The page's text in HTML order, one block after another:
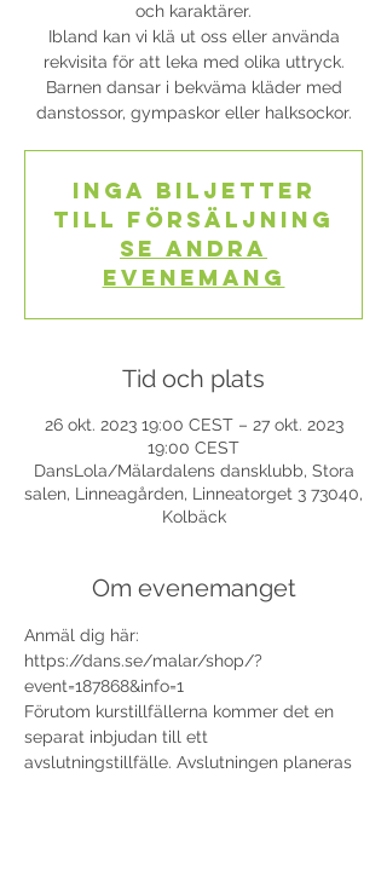
och karaktärer.
Ibland kan vi klä ut oss eller använda
rekvisita för att leka med olika uttryck.
Barnen dansar i bekväma kläder med
danstossor, gympaskor eller halksockor.
Inga biljetter
till försäljning
Se andra
evenemang
Tid och plats
26 okt. 2023 19:00 CEST – 27 okt. 2023
19:00 CEST
DansLola/Mälardalens dansklubb, Stora
salen, Linneagården, Linneatorget 3 73040,
Kolbäck
Om evenemanget
Anmäl dig här:
https://dans.se/malar/shop/?
event=187868&info=1
Förutom kurstillfällerna kommer det en
separat inbjudan till ett
avslutningstillfälle. Avslutningen planeras